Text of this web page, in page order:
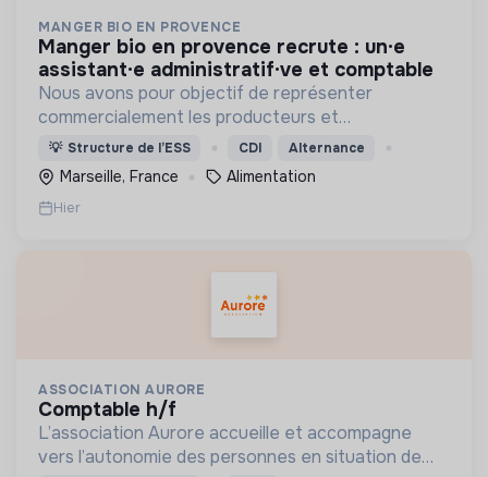
MANGER BIO EN PROVENCE
manger bio en provence recrute : un·e
assistant·e administratif·ve et comptable
Nous avons pour objectif de représenter
commercialement les producteurs et
transformateurs BIO de la région SUD auprès des
collectivités afin d’introduire les produits BIO et
LOCAUX dans les cantines.
💡 Structure de l’ESS CDI Alternance
Marseille, France Alimentation
Hier
ASSOCIATION AURORE
comptable h/f
L’association Aurore accueille et accompagne
vers l’autonomie des personnes en situation de